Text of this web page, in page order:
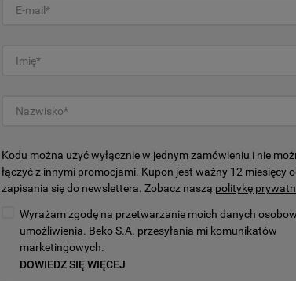
Kodu można użyć wyłącznie w jednym zamówieniu i nie
łączyć z innymi promocjami. Kupon jest ważny 12 miesięcy
zapisania się do newslettera. Zobacz naszą politykę
Wyrażam zgodę na przetwarzanie moich danych
umożliwienia. Beko S.A. przesyłania mi komunikatów
marketingowych.
DOWIEDZ SIĘ WIĘCEJ